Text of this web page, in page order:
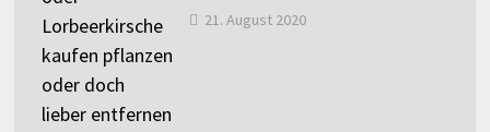
21. August 2020